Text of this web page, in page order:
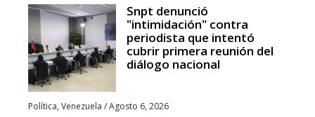
Snpt denunció
"intimidación" contra
periodista que intentó
cubrir primera reunión del
diálogo nacional
Política, Venezuela /Agosto 6, 2026